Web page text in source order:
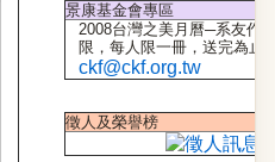
景康基金會專區
2008台灣之美月曆─系友作
限，每人限一冊，送完為止
ckf@ckf.org.tw
徵人及榮譽榜